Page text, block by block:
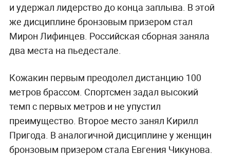
и удержал лидерство до конца заплыва. В этой
же дисциплине бронзовым призером стал
Мирон Лифинцев. Российская сборная заняла
два места на пьедестале.
Кожакин первым преодолел дистанцию 100
метров брассом. Спортсмен задал высокий
темп с первых метров и не упустил
преимущество. Второе место занял Кирилл
Пригода. В аналогичной дисциплине у женщин
бронзовым призером стала Евгения Чикунова.